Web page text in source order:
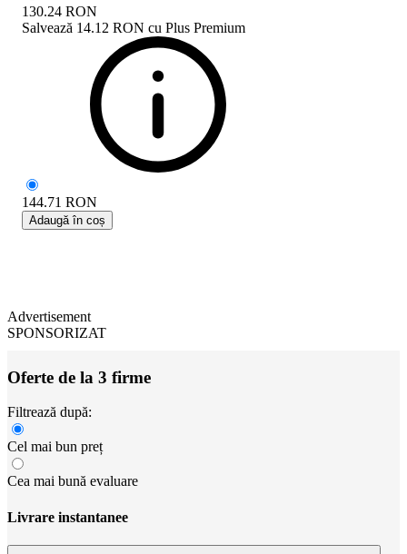
130.24 RON
Salvează 14.12 RON cu Plus Premium
144.71 RON
Adaugă în coș
Advertisement
SPONSORIZAT
Oferte de la 3 firme
Filtrează după:
Cel mai bun preț
Cea mai bună evaluare
Livrare instantanee